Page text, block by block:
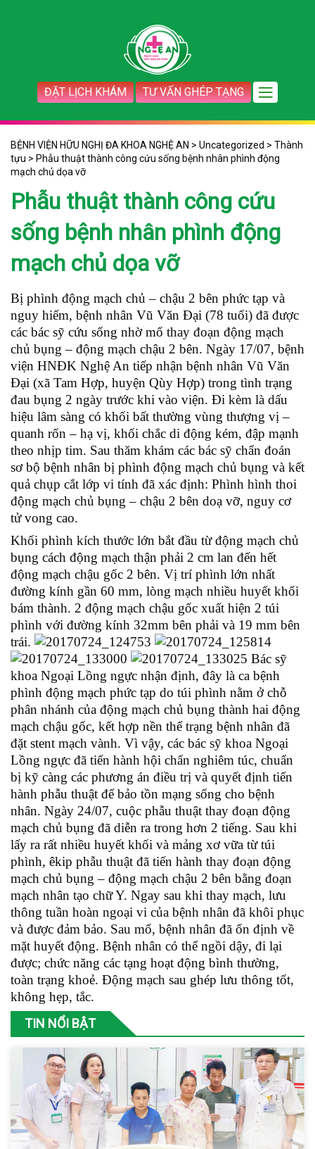
ĐẶT LỊCH KHÁM TƯ VẤN GHÉP TẠNG
BỆNH VIỆN HỮU NGHỊ ĐA KHOA NGHỆ AN > Uncategorized > Thành
tựu > Phẫu thuật thành công cứu sống bệnh nhân phình động
mạch chủ dọa vỡ
Phẫu thuật thành công cứu
sống bệnh nhân phình động
mạch chủ dọa vỡ
Bị phình động mạch chủ – chậu 2 bên phức tạp và
nguy hiểm, bệnh nhân Vũ Văn Đại (78 tuổi) đã được
các bác sỹ cứu sống nhờ mổ thay đoạn động mạch
chủ bụng – động mạch chậu 2 bên. Ngày 17/07, bệnh
viện HNĐK Nghệ An tiếp nhận bệnh nhân Vũ Văn
Đại (xã Tam Hợp, huyện Qùy Hợp) trong tình trạng
đau bụng 2 ngày trước khi vào viện. Đi kèm là dấu
hiệu lâm sàng có khối bất thường vùng thượng vị –
quanh rốn – hạ vị, khối chắc di động kém, đập mạnh
theo nhịp tim. Sau thăm khám các bác sỹ chẩn đoán
sơ bộ bệnh nhân bị phình động mạch chủ bụng và kết
quả chụp cắt lớp vi tính đã xác định: Phình hình thoi
động mạch chủ bụng – chậu 2 bên doạ vỡ, nguy cơ
tử vong cao.
Khối phình kích thước lớn bắt đầu từ động mạch chủ
bụng cách động mạch thận phải 2 cm lan đến hết
động mạch chậu gốc 2 bên. Vị trí phình lớn nhất
đường kính gần 60 mm, lòng mạch nhiều huyết khối
bám thành. 2 động mạch chậu gốc xuất hiện 2 túi
phình với đường kính 32mm bên phải và 19 mm bên
trái.
Bác sỹ
khoa Ngoại Lồng ngực nhận định, đây là ca bệnh
phình động mạch phức tạp do túi phình nằm ở chỗ
phân nhánh của động mạch chủ bụng thành hai động
mạch chậu gốc, kết hợp nền thể trạng bệnh nhân đã
đặt stent mạch vành. Vì vậy, các bác sỹ khoa Ngoại
Lồng ngực đã tiến hành hội chẩn nghiêm túc, chuẩn
bị kỹ càng các phương án điều trị và quyết định tiến
hành phẫu thuật để bảo tồn mạng sống cho bệnh
nhân. Ngày 24/07, cuộc phẫu thuật thay đoạn động
mạch chủ bụng đã diễn ra trong hơn 2 tiếng. Sau khi
lấy ra rất nhiều huyết khối và mảng xơ vữa từ túi
phình, êkip phẫu thuật đã tiến hành thay đoạn động
mạch chủ bụng – động mạch chậu 2 bên bằng đoạn
mạch nhân tạo chữ Y. Ngay sau khi thay mạch, lưu
thông tuần hoàn ngoại vi của bệnh nhân đã khôi phục
và được đảm bảo. Sau mổ, bệnh nhân đã ổn định về
mặt huyết động. Bệnh nhân có thể ngồi dậy, đi lại
được; chức năng các tạng hoạt động bình thường,
toàn trạng khoẻ. Động mạch sau ghép lưu thông tốt,
không hẹp, tắc.
TIN NỔI BẬT